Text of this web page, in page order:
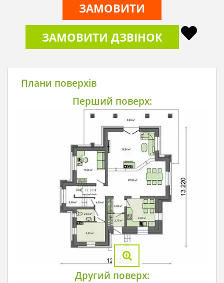
ЗАМОВИТИ
ЗАМОВИТИ ДЗВІНОК
Плани поверхів
Перший поверх:
Другий поверх: